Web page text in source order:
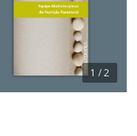
1 / 2